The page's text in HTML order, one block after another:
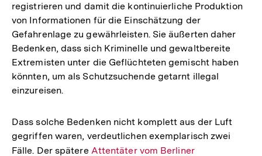
registrieren und damit die kontinuierliche Produktion
von Informationen für die Einschätzung der
Gefahrenlage zu gewährleisten. Sie äußerten daher
Bedenken, dass sich Kriminelle und gewaltbereite
Extremisten unter die Geflüchteten gemischt haben
könnten, um als Schutzsuchende getarnt illegal
einzureisen.
Dass solche Bedenken nicht komplett aus der Luft
gegriffen waren, verdeutlichen exemplarisch zwei
Fälle. Der spätere Interner
Attentäter vom Berliner